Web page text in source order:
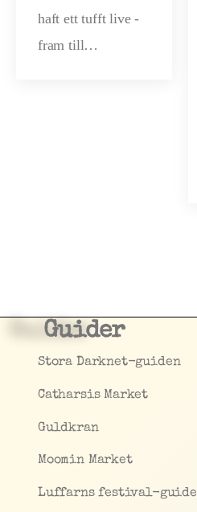
stor, 65
haft ett tufft live -
fram till…
Guider
Stora Darknet-guiden
Catharsis Market
Guldkran
Moomin Market
Luffarns festival-guide